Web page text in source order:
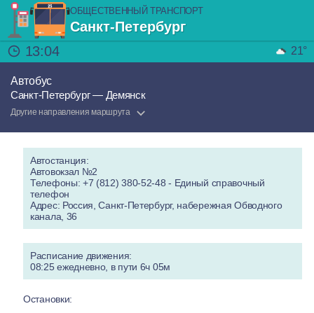
ОБЩЕСТВЕННЫЙ ТРАНСПОРТ
Санкт-Петербург
13:04
21°
Автобус
Санкт-Петербург — Демянск
Другие направления маршрута
Автостанция:
Автовокзал №2
Телефоны: +7 (812) 380-52-48 - Единый справочный
телефон
Адрес: Россия, Санкт-Петербург, набережная Обводного
канала, 36
Расписание движения:
08:25 ежедневно, в пути 6ч 05м
Остановки: